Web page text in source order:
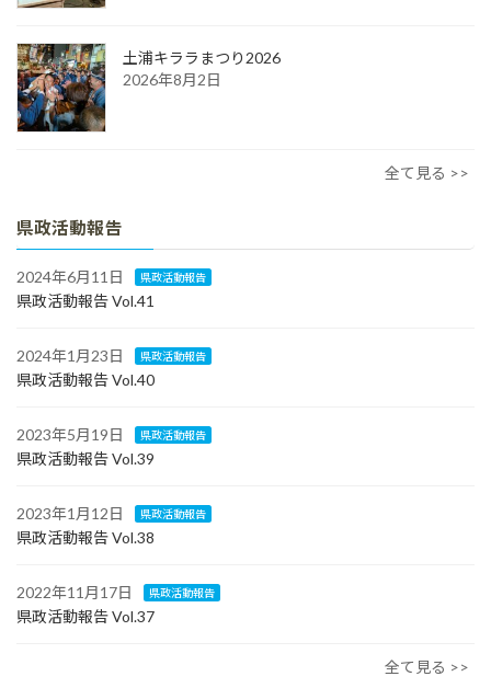
土浦キララまつり2026
2026年8月2日
全て見る >>
県政活動報告
2024年6月11日 県政活動報告
県政活動報告 Vol.41
2024年1月23日 県政活動報告
県政活動報告 Vol.40
2023年5月19日 県政活動報告
県政活動報告 Vol.39
2023年1月12日 県政活動報告
県政活動報告 Vol.38
2022年11月17日 県政活動報告
県政活動報告 Vol.37
全て見る >>